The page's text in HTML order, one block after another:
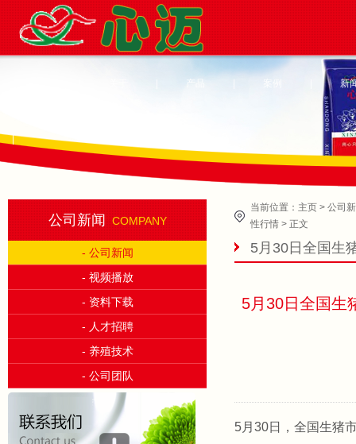
产品 新
|
公司新闻 COMPANY
- 公司新闻
- 视频播放
- 资料下载
- 人才招聘
- 养殖技术
- 公司团队
当前位置： 主页 > 公司
性行情 > 正文
5月30日全国生
5月30日全国生
5月30日，全国生猪